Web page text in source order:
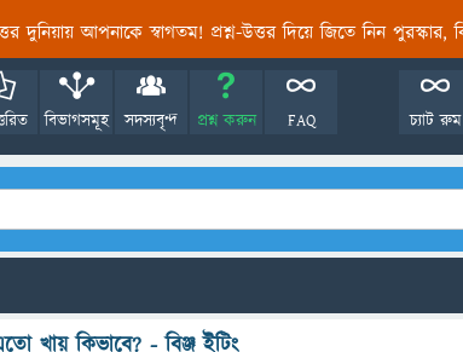
দুনিয়ায় আপনাকে স্বাগতম! প্রশ্ন-উত্তর দিয়ে জিতে নিন পুরস্কার,
বিভাগসমূহ সদস্যবৃন্দ প্রশ্ন করুন FAQ চ্যাট রুম
খায় কিভাবে? - বিঞ্জ ইটিং